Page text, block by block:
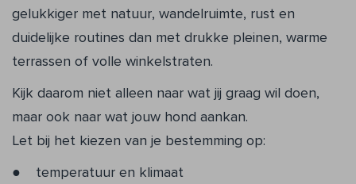
gelukkiger met natuur, wandelruimte, rust en
duidelijke routines dan met drukke pleinen, warme
terrassen of volle winkelstraten.
Kijk daarom niet alleen naar wat jij graag wil doen,
maar ook naar wat jouw hond aankan.
Let bij het kiezen van je bestemming op:
temperatuur en klimaat